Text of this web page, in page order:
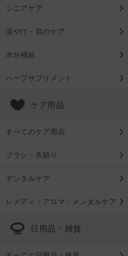
シニアケア
涙やけ・目のケア
水分補給
ハーブサプリメント
ケア用品
すべてのケア用品
ブラシ・爪切り
デンタルケア
レメディ・アロマ・メンタルケア
日用品・雑貨